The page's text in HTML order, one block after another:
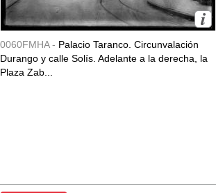
0060FMHA - Palacio Taranco. Circunvalación
Durango y calle Solís. Adelante a la derecha, la
Plaza Zab...